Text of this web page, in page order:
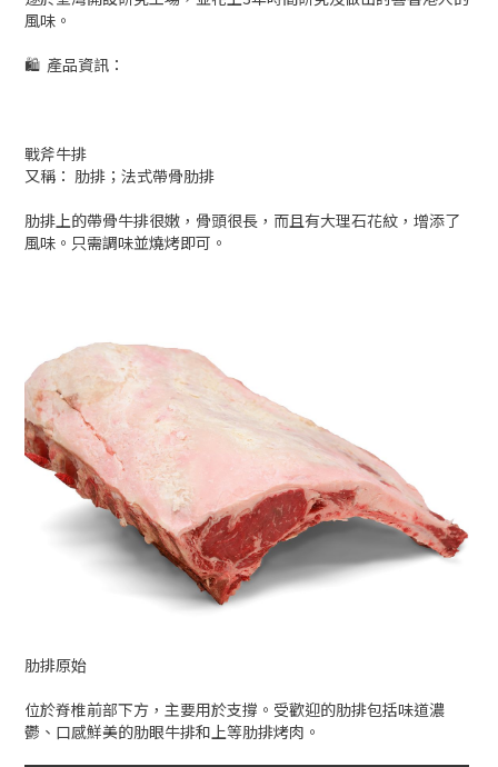
風味。
🛍 產品資訊：
戰斧牛排
又稱： 肋排；法式帶骨肋排
肋排上的帶骨牛排很嫩，骨頭很長，而且有大理石花紋，增添了
風味。只需調味並燒烤即可。
肋排原始
位於脊椎前部下方，主要用於支撐。受歡迎的肋排包括味道濃
鬱、口感鮮美的肋眼牛排和上等肋排烤肉。